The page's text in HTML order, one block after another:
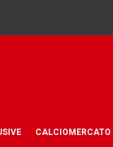
CALCIOMERCATO